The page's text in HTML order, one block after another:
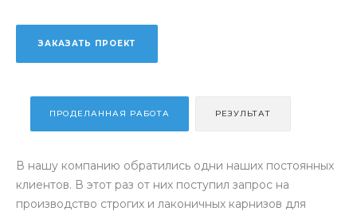
ЗАКАЗАТЬ ПРОЕКТ
ПРОДЕЛАННАЯ РАБОТА РЕЗУЛЬТАТ
В нашу компанию обратились одни наших постоянных
клиентов. В этот раз от них поступил запрос на
производство строгих и лаконичных карнизов для